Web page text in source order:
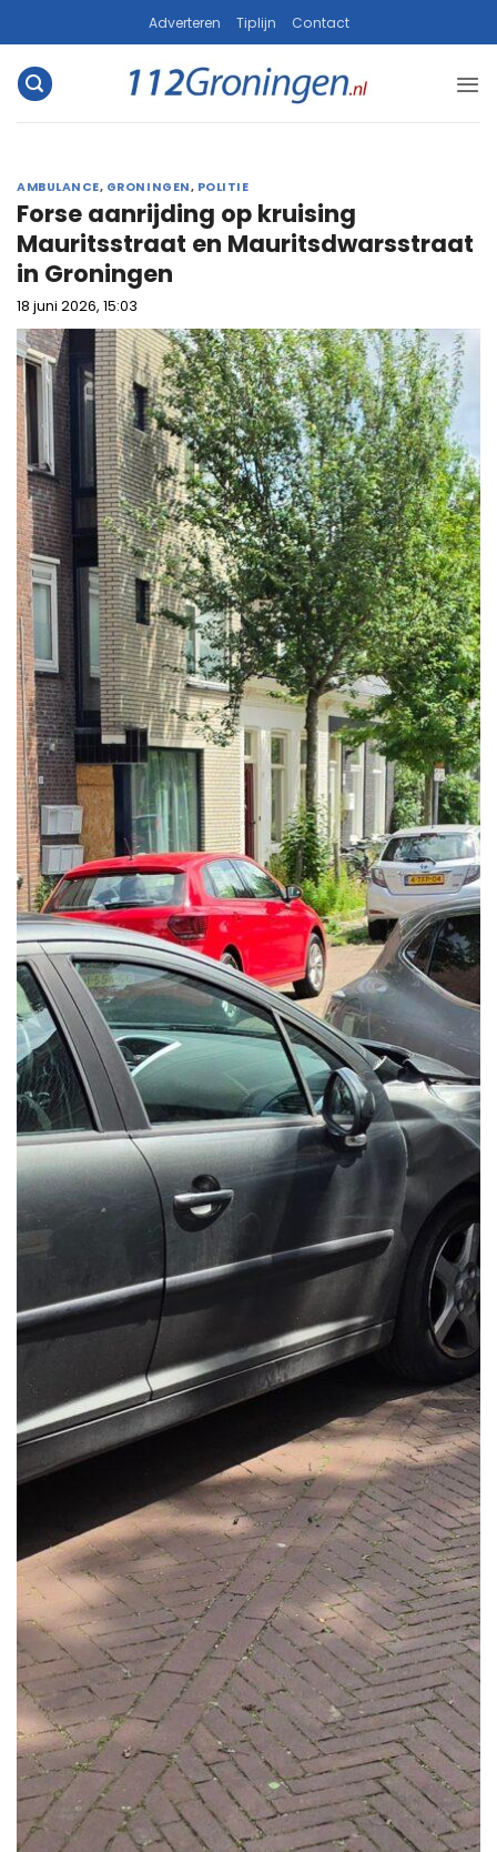
naar
inhoud
Adverteren Tiplijn Contact
AMBULANCE, GRONINGEN, POLITIE
Forse aanrijding op kruising
Mauritsstraat en Mauritsdwarsstraat
in Groningen
18 juni 2026, 15:03